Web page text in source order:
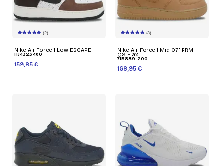
(2)
Nike Air Force 1 Low ESCAPE
HJ4323-100
159,95 €
(3)
Nike Air Force 1 Mid 07' PRM
QS Flax
715889-200
169,95 €